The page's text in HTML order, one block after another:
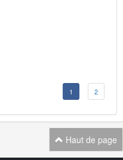
1 2
Haut de page